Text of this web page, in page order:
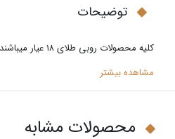
توضیحات
کلیه محصولات روبی طلای ۱۸ عیار میباشند
مشاهده بیشتر
محصولات مشابه